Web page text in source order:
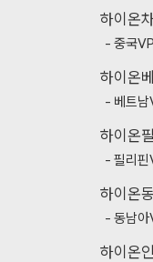
하이온
중국
하이온
베트
하이온
필리
하이온
동남
하이온